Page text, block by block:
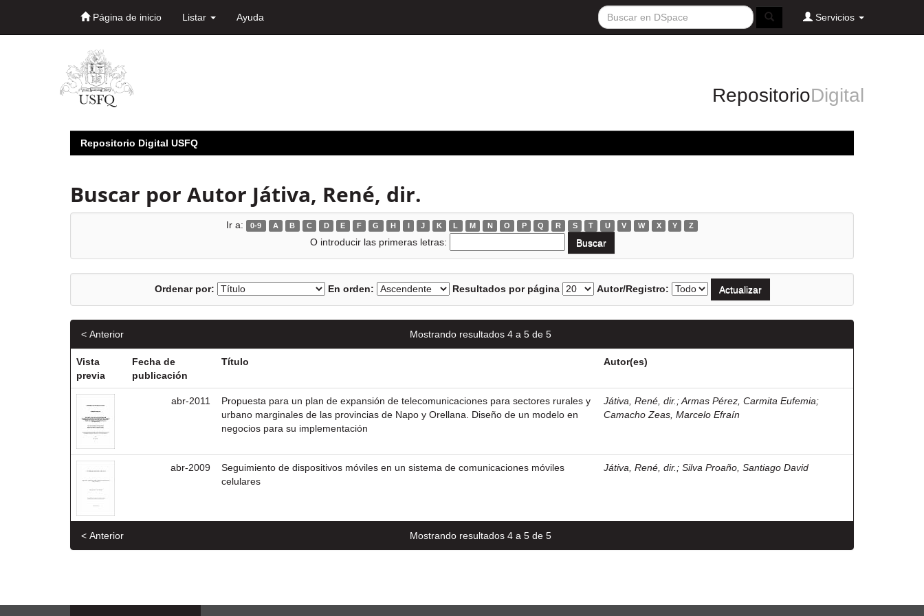
Página de inicio Listar Ayuda Servicios
RepositorioDigital
Repositorio Digital USFQ
Buscar por Autor Játiva, René, dir.
Ir a: 0-9 A B C D E F G H I J K L M N O P Q R S T U V W X Y Z
O introducir las primeras letras:
Ordenar por: En orden: Resultados por página Autor/Registro:
Mostrando resultados 4 a 5 de 5
< Anterior
Vista
previa
Fecha de
publicación
Título Autor(es)
abr-2011
Propuesta para un plan de expansión de telecomunicaciones para sectores rurales y
urbano marginales de las provincias de Napo y Orellana. Diseño de un modelo en
negocios para su implementación
Játiva, René, dir. ;Armas Pérez, Carmita Eufemia;
Camacho Zeas, Marcelo Efraín
abr-2009
Seguimiento de dispositivos móviles en un sistema de comunicaciones móviles
celulares
Játiva, René, dir. ; Silva Proaño, Santiago David
Mostrando resultados 4 a 5 de 5
< Anterior